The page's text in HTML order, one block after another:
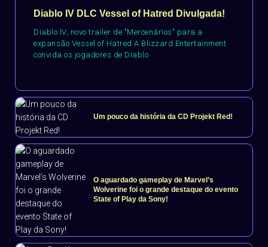
Diablo IV DLC Vessel of Hatred Divulgada!
Diablo IV, novo trailer de "Mercenários" para a
expansão Vessel of Hatred A Blizzard Entertainment
convida os jogadores de Diablo
Um pouco da história da CD Projekt Red!
O aguardado gameplay de Marvel’s
Wolverine foi o grande destaque do evento
State of Play da Sony!